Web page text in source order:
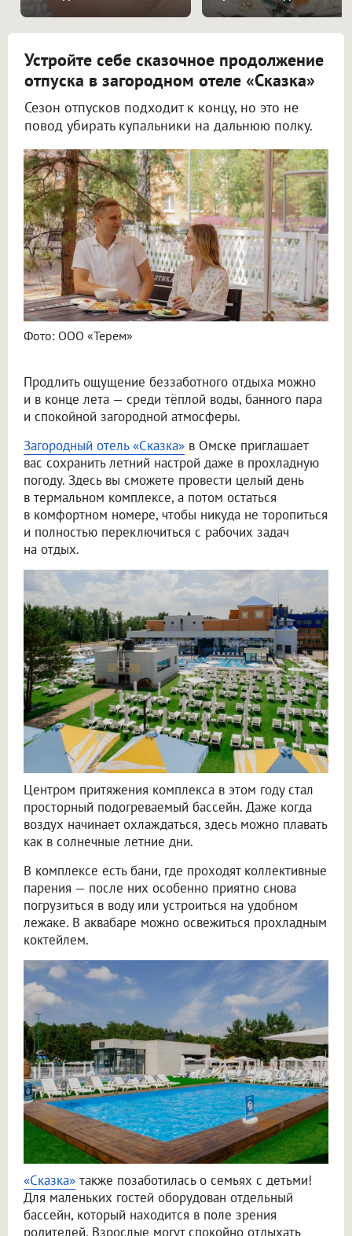
Устройте себе сказочное продолжение
отпуска в загородном отеле «Сказка»
Сезон отпусков подходит к концу, но это не
повод убирать купальники на дальнюю полку.
Фото: ООО «Терем»
Продлить ощущение беззаботного отдыха можно
и в конце лета — среди тёплой воды, банного пара
и спокойной загородной атмосферы.
Загородный отель «Сказка» в Омске приглашает
вас сохранить летний настрой даже в прохладную
погоду. Здесь вы сможете провести целый день
в термальном комплексе, а потом остаться
в комфортном номере, чтобы никуда не торопиться
и полностью переключиться с рабочих задач
на отдых.
Центром притяжения комплекса в этом году стал
просторный подогреваемый бассейн. Даже когда
воздух начинает охлаждаться, здесь можно плавать
как в солнечные летние дни.
В комплексе есть бани, где проходят коллективные
парения — после них особенно приятно снова
погрузиться в воду или устроиться на удобном
лежаке. В аквабаре можно освежиться прохладным
коктейлем.
«Сказка» также позаботилась о семьях с детьми!
Для маленьких гостей оборудован отдельный
бассейн, который находится в поле зрения
родителей. Взрослые могут спокойно отдыхать